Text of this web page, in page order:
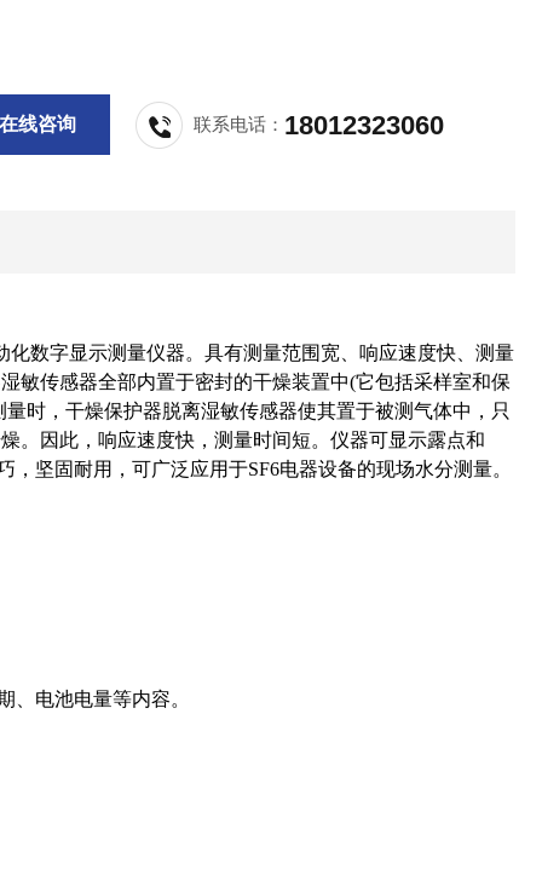
线咨询 联系电话： 18012323060
数字显示测量仪器。具有测量范围宽、响应速度快、测量
敏传感器全部内置于密封的干燥装置中(它包括采样室和保
时，干燥保护器脱离湿敏传感器使其置于被测气体中，只
。因此，响应速度快，测量时间短。仪器可显示露点和
坚固耐用，可广泛应用于SF6电器设备的现场水分测量。
、电池电量等内容。